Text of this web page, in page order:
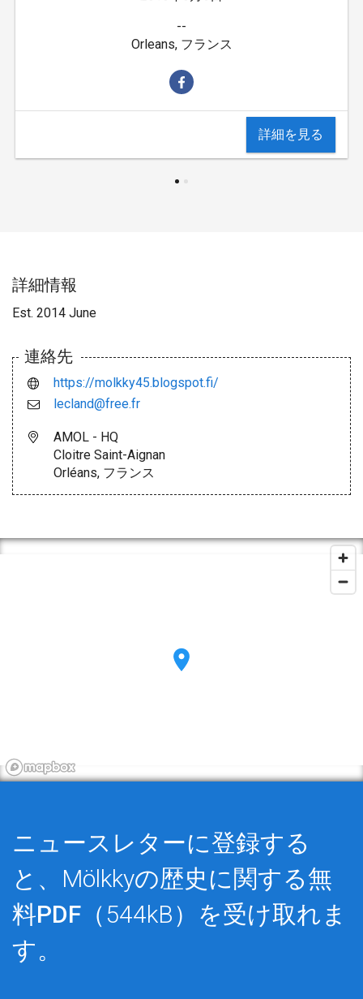
--
Orleans, フランス
詳細を見る
詳細情報
Est. 2014 June
連絡先
https://molkky45.blogspot.fi/
lecland@free.fr
AMOL - HQ
Cloitre Saint-Aignan
Orléans, フランス
ニュースレターに登録する
と、Mölkkyの歴史に関する無
料PDF （544kB）を受け取れま
す。